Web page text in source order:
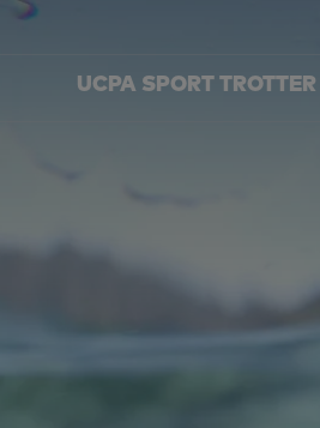
UCPA SPORT TROTTER